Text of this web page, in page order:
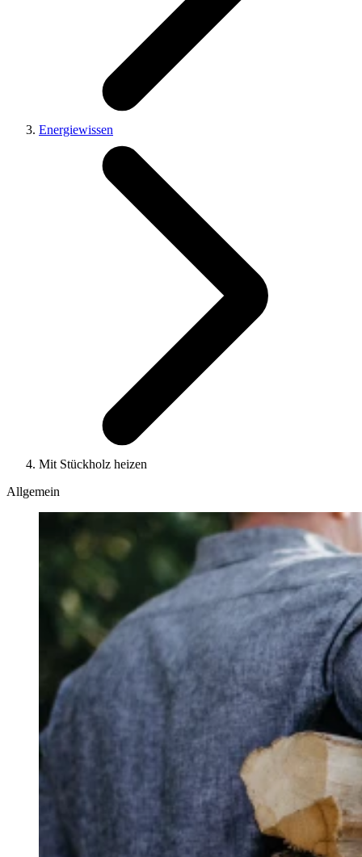
Energiewissen
Mit Stückholz heizen
Allgemein